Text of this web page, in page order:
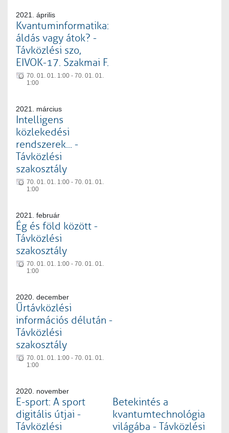
2021. április
Kvantuminformatika:
áldás vagy átok? -
Távközlési szo,
EIVOK-17. Szakmai F.
70. 01. 01. 1:00 - 70. 01. 01.
1:00
2021. március
Intelligens
közlekedési
rendszerek... -
Távközlési
szakosztály
70. 01. 01. 1:00 - 70. 01. 01.
1:00
2021. február
Ég és föld között -
Távközlési
szakosztály
70. 01. 01. 1:00 - 70. 01. 01.
1:00
2020. december
Űrtávközlési
információs délután -
Távközlési
szakosztály
70. 01. 01. 1:00 - 70. 01. 01.
1:00
2020. november
E-sport: A sport
digitális útjai -
Távközlési
Betekintés a
kvantumtechnológia
világába - Távközlési